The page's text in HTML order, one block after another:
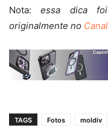
Nota: essa dica
originalmente no
TAGS Fotos moldiv